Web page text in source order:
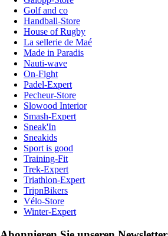
Golf and co
Handball-Store
House of Rugby
La sellerie de Maé
Made in Paradis
Nauti-wave
On-Fight
Padel-Expert
Pecheur-Store
Slowood Interior
Smash-Expert
Sneak'In
Sneakids
Sport is good
Training-Fit
Trek-Expert
Triathlon-Expert
TripnBikers
Vélo-Store
Winter-Expert